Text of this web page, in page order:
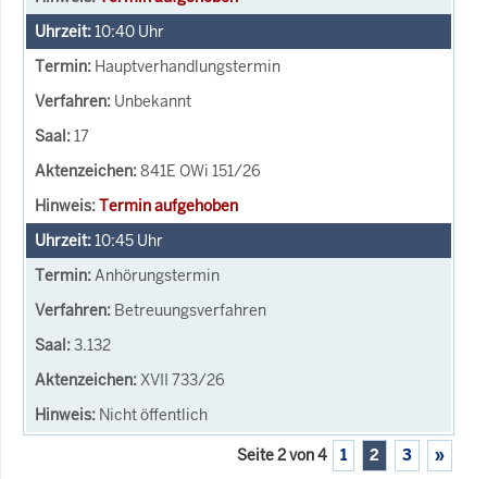
10:40 Uhr
Hauptverhandlungstermin
Unbekannt
17
841E OWi 151/26
Termin aufgehoben
10:45 Uhr
Anhörungstermin
Betreuungsverfahren
3.132
XVII 733/26
Nicht öffentlich
Seite 2 von 4 1 2 3 »